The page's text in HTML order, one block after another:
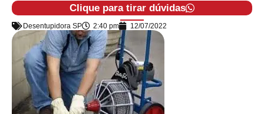
Clique para tirar dúvidas
Desentupidora SP 2:40 pm 12/07/2022